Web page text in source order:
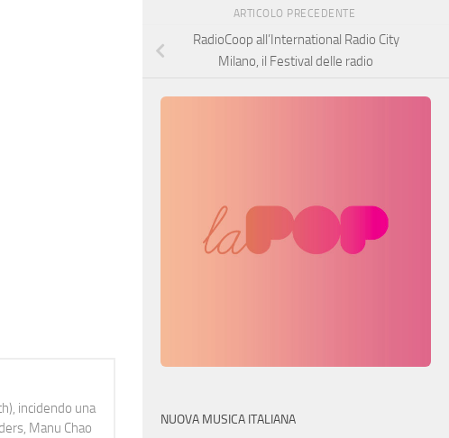
incidendo una
Manu Chao
ARTICOLO PRECEDENTE
RadioCoop all’International Radio City
Milano, il Festival delle radio
NUOVA MUSICA ITALIANA